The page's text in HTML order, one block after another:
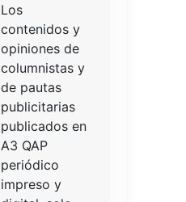
Los
contenidos y
opiniones de
columnistas y
de pautas
publicitarias
publicados en
A3 QAP
periódico
impreso y